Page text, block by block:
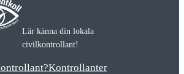
Lär känna din lokala
civilkontrollant!
Kontrollanter